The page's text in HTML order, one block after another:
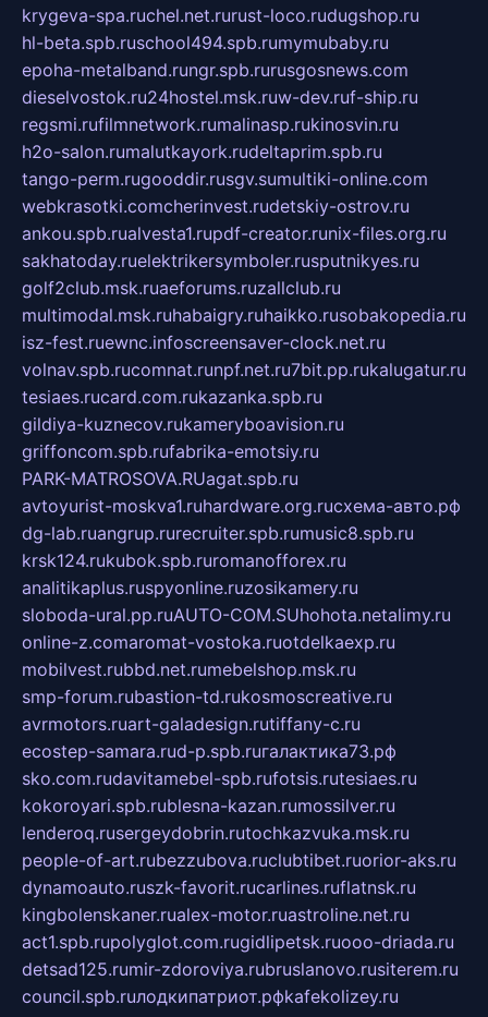
krygeva-spa.ruchel.net.rurust-loco.rudugshop.ru
hl-beta.spb.ruschool494.spb.rumymubaby.ru
epoha-metalband.rungr.spb.rurusgosnews.com
dieselvostok.ru24hostel.msk.ruw-dev.ruf-ship.ru
regsmi.rufilmnetwork.rumalinasp.rukinosvin.ru
h2o-salon.rumalutkayork.rudeltaprim.spb.ru
tango-perm.rugooddir.rusgv.sumultiki-online.com
webkrasotki.comcherinvest.rudetskiy-ostrov.ru
ankou.spb.rualvesta1.rupdf-creator.runix-files.org.ru
sakhatoday.ruelektrikersymboler.rusputnikyes.ru
golf2club.msk.ruaeforums.ruzallclub.ru
multimodal.msk.ruhabaigry.ruhaikko.rusobakopedia.ru
isz-fest.ruewnc.infoscreensaver-clock.net.ru
volnav.spb.rucomnat.runpf.net.ru7bit.pp.rukalugatur.ru
tesiaes.rucard.com.rukazanka.spb.ru
gildiya-kuznecov.rukameryboavision.ru
griffoncom.spb.rufabrika-emotsiy.ru
PARK-MATROSOVA.RUagat.spb.ru
avtoyurist-moskva1.ruhardware.org.ruсхема-авто.рф
dg-lab.ruangrup.rurecruiter.spb.rumusic8.spb.ru
krsk124.rukubok.spb.ruromanofforex.ru
analitikaplus.ruspyonline.ruzosikamery.ru
sloboda-ural.pp.ruAUTO-COM.SUhohota.netalimy.ru
online-z.comaromat-vostoka.ruotdelkaexp.ru
mobilvest.rubbd.net.rumebelshop.msk.ru
smp-forum.rubastion-td.rukosmoscreative.ru
avrmotors.ruart-galadesign.rutiffany-c.ru
ecostep-samara.rud-p.spb.ruгалактика73.рф
sko.com.rudavitamebel-spb.rufotsis.rutesiaes.ru
kokoroyari.spb.rublesna-kazan.rumossilver.ru
lenderoq.rusergeydobrin.rutochkazvuka.msk.ru
people-of-art.rubezzubova.ruclubtibet.ruorior-aks.ru
dynamoauto.ruszk-favorit.rucarlines.ruflatnsk.ru
kingbolenskaner.rualex-motor.ruastroline.net.ru
act1.spb.rupolyglot.com.rugidlipetsk.ruooo-driada.ru
detsad125.rumir-zdoroviya.rubruslanovo.rusiterem.ru
council.spb.ruлодкипатриот.рфkafekolizey.ru